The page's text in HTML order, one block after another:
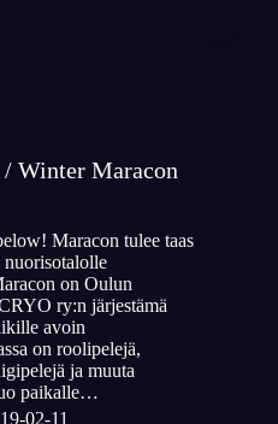
Winter Maracon
Maracon tulee taas
on Oulun
ry:n järjestämä
avoin
on roolipelejä,
ja muuta
paikalle…
02-11